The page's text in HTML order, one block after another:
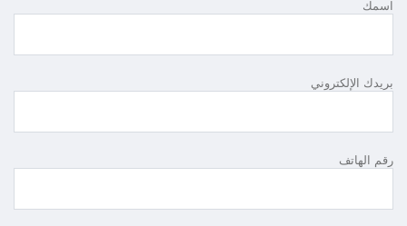
اسمك
بريدك الإلكتروني
رقم الهاتف